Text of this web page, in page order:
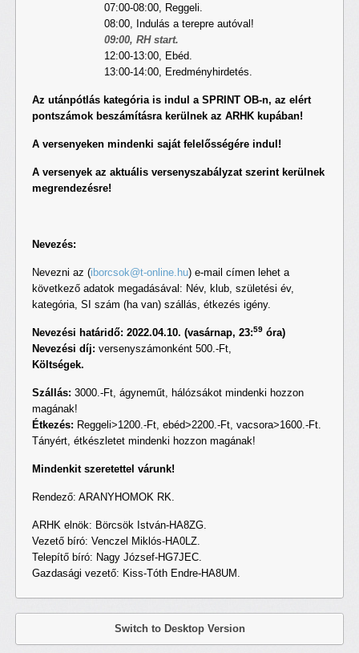
07:00-08:00, Reggeli.
08:00, Indulás a terepre autóval!
09:00, RH start.
12:00-13:00, Ebéd.
13:00-14:00, Eredményhirdetés.
Az utánpótlás kategória is indul a SPRINT OB-n, az elért
pontszámok beszámításra kerülnek az ARHK kupában!
A versenyeken mindenki saját felelősségére indul!
A versenyek az aktuális versenyszabályzat szerint kerülnek
megrendezésre!
Nevezés:
Nevezni az (iborcsok@t-online.hu) e-mail címen lehet a
következő adatok megadásával: Név, klub, születési év,
kategória, SI szám (ha van) szállás, étkezés igény.
Nevezési határidő: 2022.04.10. (vasárnap, 23:59 óra)
Nevezési díj: versenyszámonként 500.-Ft,
Költségek.
Szállás: 3000.-Ft, ágyneműt, hálózsákot mindenki hozzon
magának!
Étkezés: Reggeli>1200.-Ft, ebéd>2200.-Ft, vacsora>1600.-Ft.
Tányért, étkészletet mindenki hozzon magának!
Mindenkit szeretettel várunk!
Rendező: ARANYHOMOK RK.
ARHK elnök: Börcsök István-HA8ZG.
Vezető bíró: Venczel Miklós-HA0LZ.
Telepítő bíró: Nagy József-HG7JEC.
Gazdasági vezető: Kiss-Tóth Endre-HA8UM.
Switch to Desktop Version